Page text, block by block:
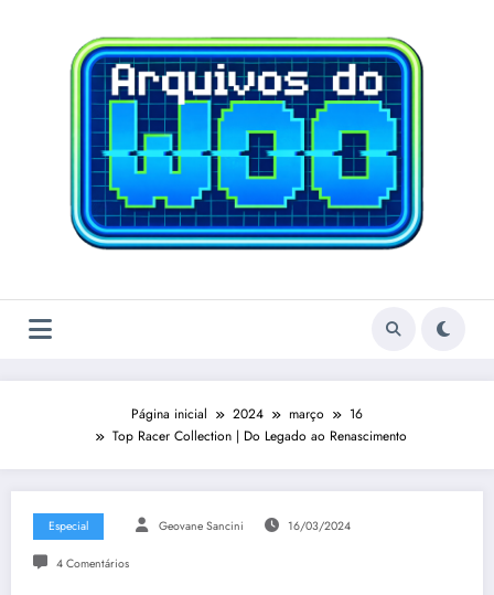
Página inicial 2024 março
16
Top Racer Collection | Do Legado ao Renascimento
Especial Geovane Sancini 16/03/2024
4 Comentários